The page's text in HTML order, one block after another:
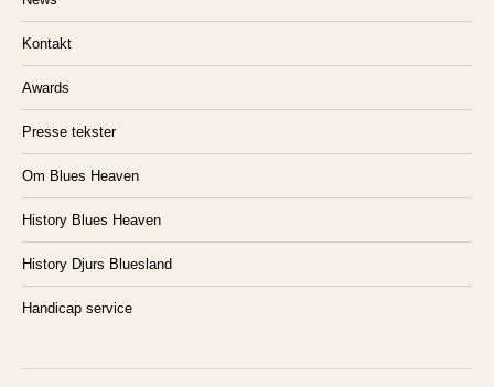
Kontakt
Awards
Presse tekster
Om Blues Heaven
History Blues Heaven
History Djurs Bluesland
Handicap service